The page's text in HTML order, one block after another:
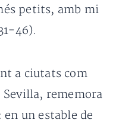
petits, amb mi
46).
a ciutats com
rememora
en un estable de